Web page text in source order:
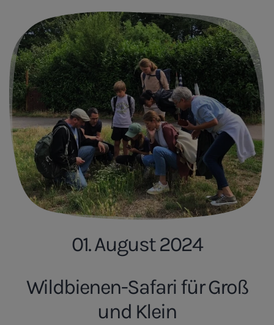
01. August 2024
Wildbienen-Safari für Groß
und Klein